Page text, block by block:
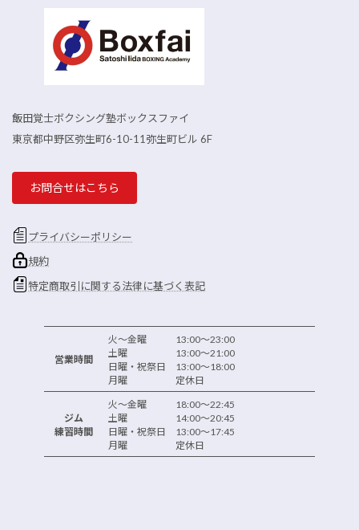
飯田覚士ボクシング塾ボックスファイ
東京都中野区弥生町6-10-11弥生町ビル 6F
お問合せはこちら
プライバシーポリシー
規約
特定商取引に関する法律に基づく表記
営業時間
火～金曜 13:00～23:00
土曜 13:00～21:00
日曜・祝祭日 13:00～18:00
月曜 定休日
ジム
練習時間
火～金曜 18:00～22:45
土曜 14:00～20:45
日曜・祝祭日 13:00～17:45
月曜 定休日